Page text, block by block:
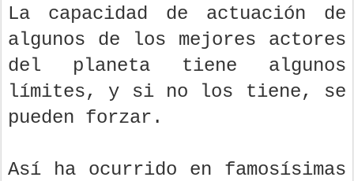
La capacidad de actuación de
algunos de los mejores actores
del planeta tiene algunos
límites, y si no los tiene, se
pueden forzar.
Así ha ocurrido en famosísimas